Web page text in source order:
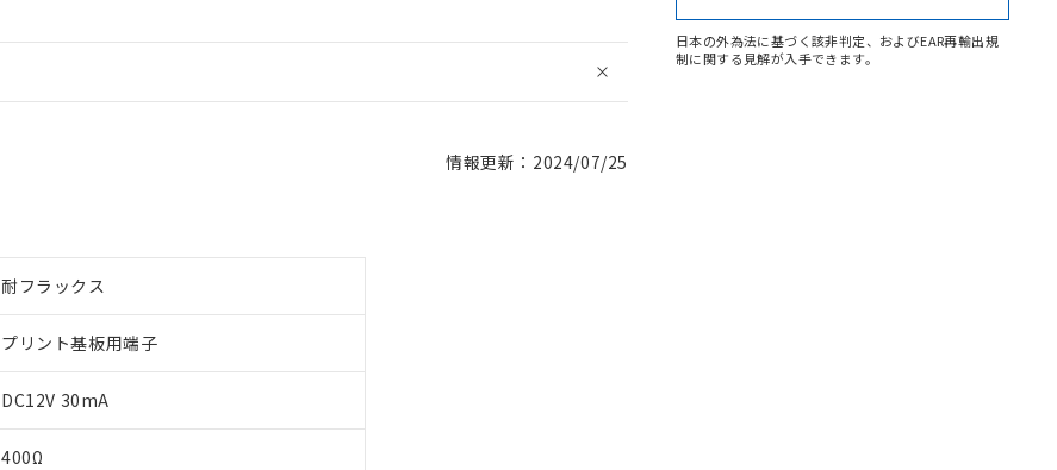
情報更新：2024/07/25
耐フラックス
プリント基板用端子
DC12V 30mA
400Ω
日本の外為法に基づく該非判定、およびEAR再輸出規
制に関する見解が入手できます。